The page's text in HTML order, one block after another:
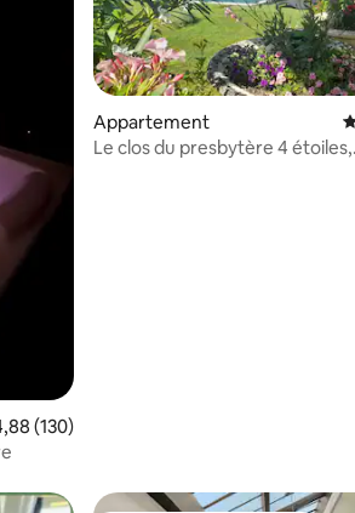
: 4,92 sur 5
moyenne sur la base de 130
(130)
Appartement
Le clos du presbytère 4 étoiles,